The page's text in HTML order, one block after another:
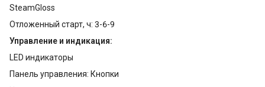
SteamGloss
Отложенный старт, ч: 3-6-9
Управление и индикация:
LED индикаторы
Панель управления: Кнопки